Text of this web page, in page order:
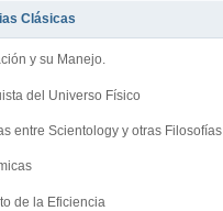
Clásicas
y su Manejo.
del Universo Físico
entre Scientology y otras Filosofías
de la Eficiencia